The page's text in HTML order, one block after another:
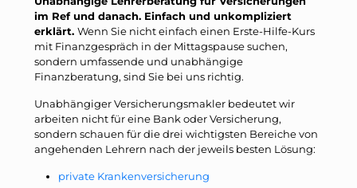
im Ref und danach. Einfach und unkompliziert
erklärt. Wenn Sie nicht einfach einen Erste-Hilfe-Kurs
mit Finanzgespräch in der Mittagspause suchen,
sondern umfassende und unabhängige
Finanzberatung, sind Sie bei uns richtig.
Unabhängiger Versicherungsmakler bedeutet wir
arbeiten nicht für eine Bank oder Versicherung,
sondern schauen für die drei wichtigsten Bereiche von
angehenden Lehrern nach der jeweils besten Lösung:
private Krankenversicherung